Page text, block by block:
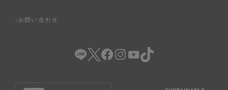
お問い合わせ